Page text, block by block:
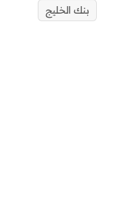
بنك الخليج